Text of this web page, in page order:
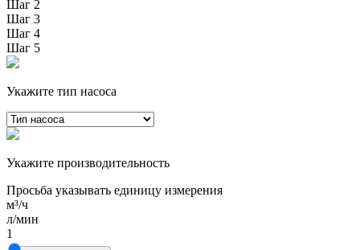
Шаг 2
Шаг 3
Шаг 4
Шаг 5
Укажите тип насоса
Укажите производительность
Просьба указывать единицу измерения
м³/ч
л/мин
1